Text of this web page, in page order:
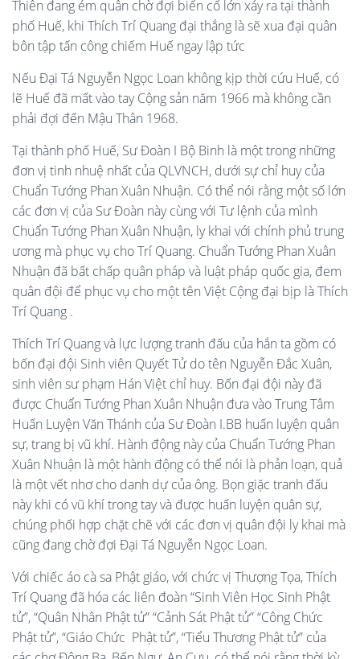
Thiên đang ém quân chờ đợi biến cố lớn xảy ra tại thành
phố Huế, khi Thích Trí Quang đại thắng là sẽ xua đại quân
bôn tập tấn công chiếm Huế ngay lập tức
Nếu Đại Tá Nguyễn Ngọc Loan không kịp thời cứu Huế, có
lẽ Huế đã mất vào tay Cộng sản năm 1966 mà không cần
phải đợi đến Mậu Thân 1968.
Tại thành phố Huế, Sư Đoàn I Bộ Binh là một trong những
đơn vị tinh nhuệ nhất của QLVNCH, dưới sự chỉ huy của
Chuẩn Tướng Phan Xuân Nhuận. Có thể nói rằng một số lớn
các đơn vị của Sư Đoàn này cùng với Tư lệnh của mình
Chuẩn Tướng Phan Xuân Nhuận, ly khai với chính phủ trung
ương mà phục vụ cho Trí Quang. Chuẩn Tướng Phan Xuân
Nhuận đã bất chấp quân pháp và luật pháp quốc gia, đem
quân đội để phục vụ cho một tên Việt Cộng đại bịp là Thích
Trí Quang .
Thích Trí Quang và lực lượng tranh đấu của hắn ta gồm có
bốn đại đội Sinh viên Quyết Tử do tên Nguyễn Đắc Xuân,
sinh viên sư phạm Hán Việt chỉ huy. Bốn đại đội này đã
được Chuẩn Tướng Phan Xuân Nhuận đưa vào Trung Tâm
Huấn Luyện Văn Thánh của Sư Đoàn I.BB huấn luyện quân
sự, trang bị vũ khí. Hành động này của Chuẩn Tướng Phan
Xuân Nhuận là một hành động có thể nói là phản loạn, quả
là một vết nhơ cho danh dự của ông. Bọn giặc tranh đấu
này khi có vũ khí trong tay và được huấn luyện quân sự,
chúng phối hợp chặt chẽ với các đơn vị quân đội ly khai mà
cũng đang chờ đợi Đại Tá Nguyễn Ngọc Loan.
Với chiếc áo cà sa Phật giáo, với chức vị Thượng Tọa, Thích
Trí Quang đã hóa các liên đoàn “Sinh Viên Học Sinh Phật
tử”, “Quân Nhân Phật tử” “Cảnh Sát Phật tử” “Công Chức
Phật tử”, “Giáo Chức Phật tử”, “Tiểu Thương Phật tử” của